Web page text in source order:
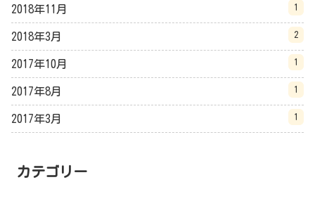
2018年11月 1
2018年3月 2
2017年10月 1
2017年8月 1
2017年3月 1
カテゴリー